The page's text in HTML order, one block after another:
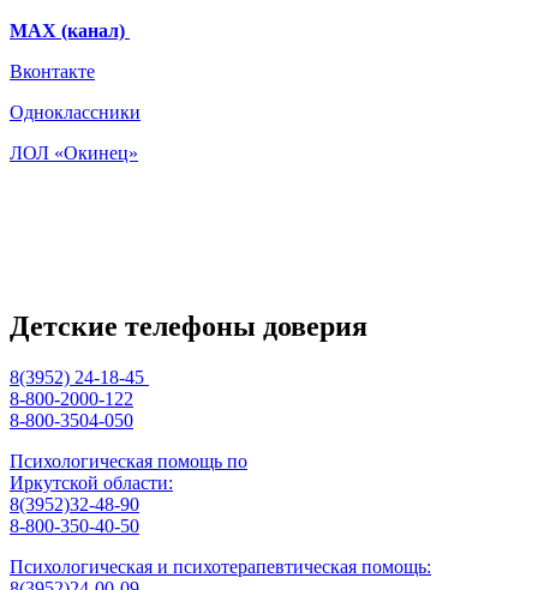
МАХ (канал)
Вконтакте
Одноклассники
ЛОЛ «Окинец»
Детские телефоны доверия
8(3952) 24-18-45
8-800-2000-122
8-800-3504-050
Психологическая помощь по
Иркутской области:
8(3952)32-48-90
8-800-350-40-50
Психологическая и психотерапевтическая помощь: